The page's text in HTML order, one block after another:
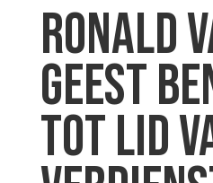
RONALD
GEEST
TOT LID